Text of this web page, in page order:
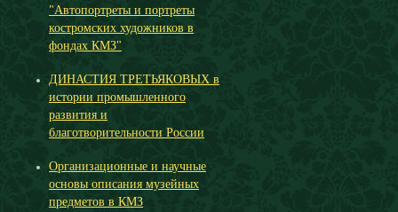
"Автопортреты и портреты
костромских художников в
фондах КМЗ"
ДИНАСТИЯ ТРЕТЬЯКОВЫХ в
истории промышленного
развития и
благотворительности России
Организационные и научные
основы описания музейных
предметов в КМЗ